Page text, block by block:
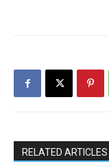
RELATED ARTICLES